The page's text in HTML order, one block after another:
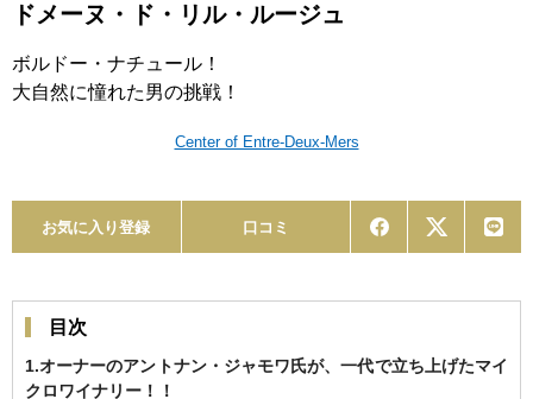
ドメーヌ・ド・リル・ルージュ
ボルドー・ナチュール！
大自然に憧れた男の挑戦！
Center of Entre-Deux-Mers
お気に入り登録 口コミ
目次
1.オーナーのアントナン・ジャモワ氏が、一代で立ち上げたマイ
クロワイナリー！！